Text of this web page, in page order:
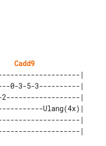
Cadd9
|
0-3-5-3----------|
2------------------|
Ulang(4x)|
|